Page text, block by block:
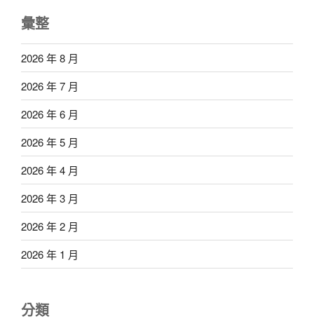
彙整
2026 年 8 月
2026 年 7 月
2026 年 6 月
2026 年 5 月
2026 年 4 月
2026 年 3 月
2026 年 2 月
2026 年 1 月
分類